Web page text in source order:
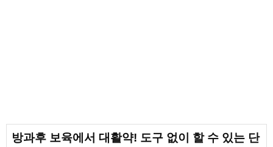
방과후 보육에서 대활약! 도구 없이 할 수 있는 단